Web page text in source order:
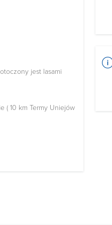
jest lasami
( 10 km Termy Uniejów